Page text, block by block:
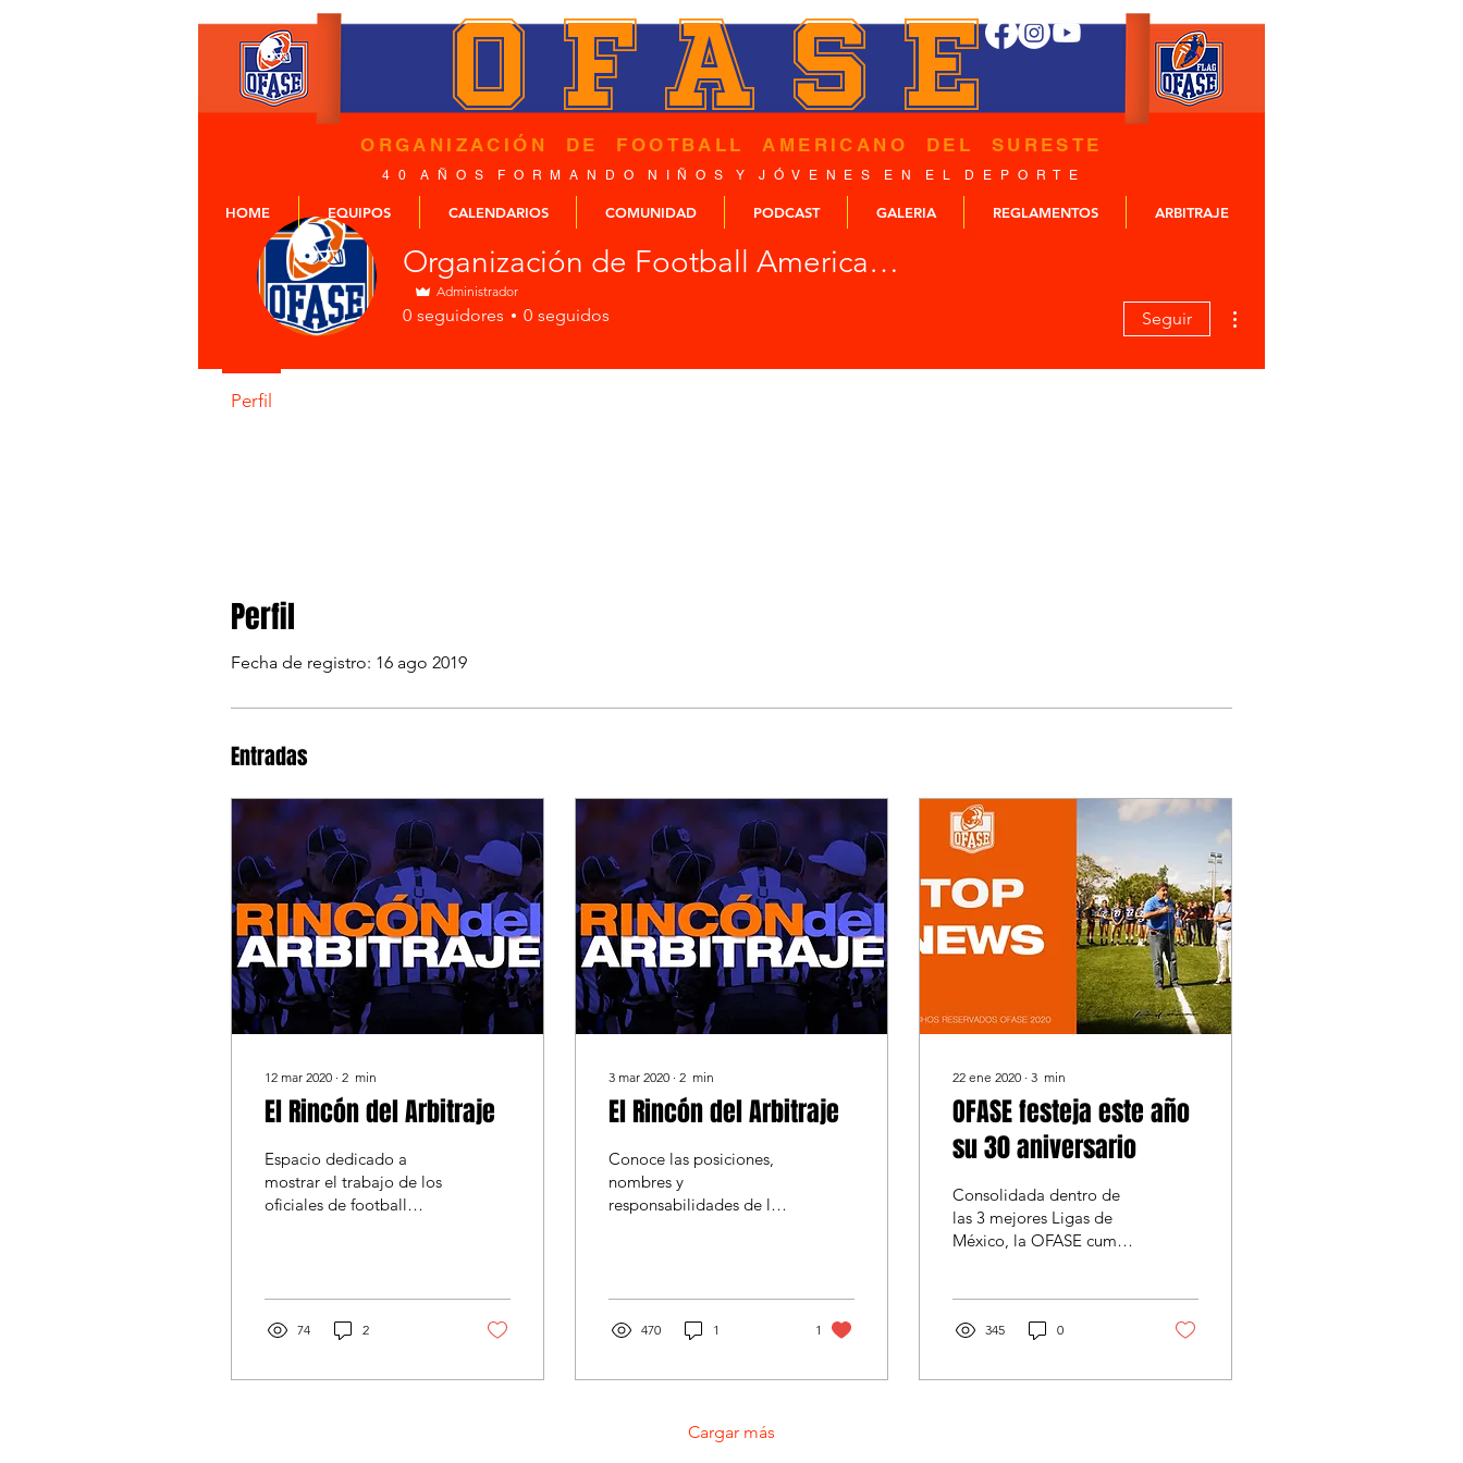
OFASE
ORGANIZACIÓN DE FOOTBALL AMERICANO DEL SURESTE
4 0 A Ñ O S F O R M A N D O N I Ñ O S Y J Ó V E N E S E N E L D E P O R T E
HOME EQUIPOS CALENDARIOS COMUNIDAD PODCAST GALERIA REGLAMENTOS ARBITRAJE
Perfil
Fecha de registro: 16 ago 2019
Entradas
12 mar 2020 ∙ 2 min
El Rincón del Arbitraje
Espacio dedicado a
mostrar el trabajo de los
oficiales de football
74 2
3 mar 2020 ∙ 2 min
El Rincón del Arbitraje
Conoce las posiciones,
nombres y
responsabilidades de los
470 1 1
22 ene 2020 ∙ 3 min
OFASE festeja este año
su 30 aniversario
Consolidada dentro de
las 3 mejores Ligas de
México, la OFASE cumple
345 0
Cargar más
Organización de Football Americano del Sureste
Administrador
0 seguidores 0 seguidos Seguir
Perfil